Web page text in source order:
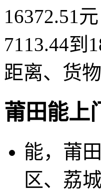
16372.51
7113.44到
距离、货
莆田能上
能，莆
区、荔